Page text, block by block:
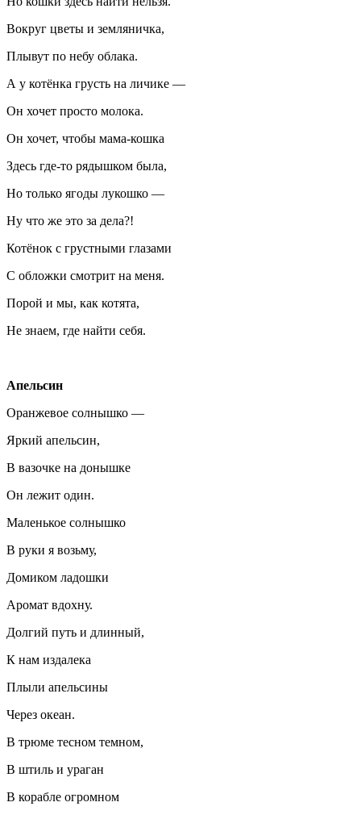
Вокруг цветы и земляничка,
Плывут по небу облака.
А у котёнка грусть на личике —
Он хочет просто молока.
Он хочет, чтобы мама-кошка
Здесь где-то рядышком была,
Но только ягоды лукошко —
Ну что же это за дела?!
Котёнок с грустными глазами
С обложки смотрит на меня.
Порой и мы, как котята,
Не знаем, где найти себя.
Апельсин
Оранжевое солнышко —
Яркий апельсин,
В вазочке на донышке
Он лежит один.
Маленькое солнышко
В руки я возьму,
Домиком ладошки
Аромат вдохну.
Долгий путь и длинный,
К нам издалека
Плыли апельсины
Через океан.
В трюме тесном темном,
В штиль и ураган
В корабле огромном